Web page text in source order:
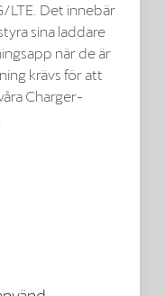
LTE. Det innebär
sina laddare
när de är
krävs för att
Charger-